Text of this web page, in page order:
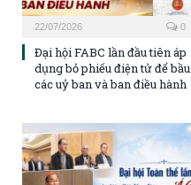
22/07/2026 0
Đại hội FABC lần đầu tiên áp
dụng bỏ phiếu điện tử để bầu
các uỷ ban và ban điều hành